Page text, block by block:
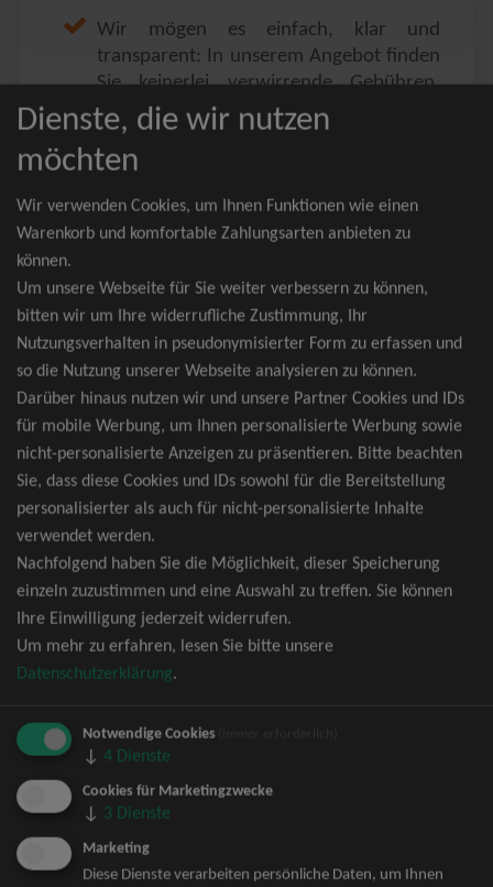
Wir mögen es einfach, klar und
transparent: In unserem Angebot finden
Sie keinerlei verwirrende Gebühren,
Zusatzangebote oder ähnliches.
Sie erhalten ausschließlich
zusammenhängende Sitzplätze, welche
nach der Bestplatzbuchung vergeben
werden.
wider Erwarten doch nicht verfügbar
sein, erhalten Sie von uns Tickets für die
nächst bessere Kategorie. Und das
kostenfrei und völlig automatisch.
TOP-Events
André Rieu Tickets
David Garrett Tickets
Andrea Berg Tickets
Backstreet Boys Tickets
Unheilig Tickets
Santiano Tickets
Bryan Adams Tickets
Andreas Gabalier Tickets
Die Fantastischen Vier Tickets
Herbert Grönemeyer Tickets
Deep Purple Tickets
Howard Carpendale Tickets
Dienste, die wir nutzen
möchten
Wir verwenden Cookies, um Ihnen Funktionen wie einen
Warenkorb und komfortable Zahlungsarten anbieten zu
können.
Um unsere Webseite für Sie weiter verbessern zu können,
bitten wir um Ihre widerrufliche Zustimmung, Ihr
Nutzungsverhalten in pseudonymisierter Form zu erfassen und
so die Nutzung unserer Webseite analysieren zu können.
Darüber hinaus nutzen wir und unsere Partner Cookies und IDs
für mobile Werbung, um Ihnen personalisierte Werbung sowie
nicht-personalisierte Anzeigen zu präsentieren. Bitte beachten
Sie, dass diese Cookies und IDs sowohl für die Bereitstellung
personalisierter als auch für nicht-personalisierte Inhalte
verwendet werden.
Nachfolgend haben Sie die Möglichkeit, dieser Speicherung
einzeln zuzustimmen und eine Auswahl zu treffen. Sie können
Ihre Einwilligung jederzeit widerrufen.
Um mehr zu erfahren, lesen Sie bitte unsere
Datenschutzerklärung.
Notwendige Cookies
↓ 4 Dienste
Cookies für Marketingzwecke
↓ 3 Dienste
Marketing
Diese Dienste verarbeiten persönliche Daten, um Ihnen